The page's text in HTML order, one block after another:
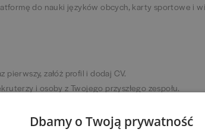
do nauki języków obcych, karty sportowe i
załóż profil i dodaj CV.
i osoby z Twojego przyszłego zespołu.
Dbamy o Twoją prywatność